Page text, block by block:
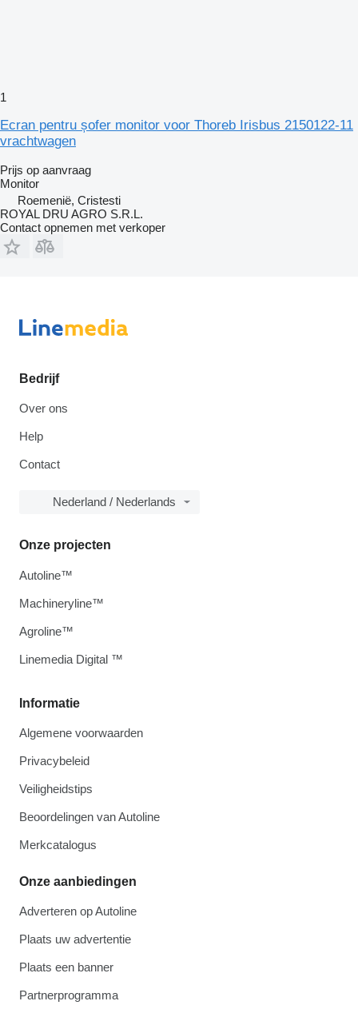
1
Ecran pentru șofer monitor voor Thoreb Irisbus 2150122-11
vrachtwagen
Prijs op aanvraag
Monitor
Roemenië, Cristesti
ROYAL DRU AGRO S.R.L.
Contact opnemen met verkoper
Bedrijf
Over ons
Help
Contact
Nederland / Nederlands
Informatie
Algemene voorwaarden
Privacybeleid
Veiligheidstips
Beoordelingen van Autoline
Merkcatalogus
Onze aanbiedingen
Adverteren op Autoline
Plaats uw advertentie
Plaats een banner
Partnerprogramma
Onze projecten
Autoline™
Machineryline™
Agroline™
Linemedia Digital ™